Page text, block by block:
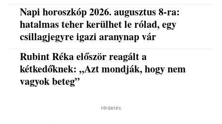
Napi horoszkóp 2026. augusztus 8-ra:
hatalmas teher kerülhet le rólad, egy
csillagjegyre igazi aranynap vár
Rubint Réka először reagált a
kétkedőknek: „Azt mondják, hogy nem
vagyok beteg”
Hirdetés